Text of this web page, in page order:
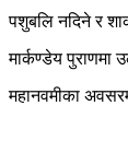
पशुबलि नदिने र
मार्कण्डेय पुराणमा
महानवमीका